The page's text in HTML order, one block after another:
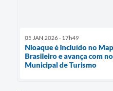
05 JAN 2026 - 17h49
Nioaque é incluído no
Brasileiro e avança com
Municipal de Turismo